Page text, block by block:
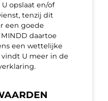
opslaat en/of
tenzij dit
een goede
daartoe
een wettelijke
U meer in de